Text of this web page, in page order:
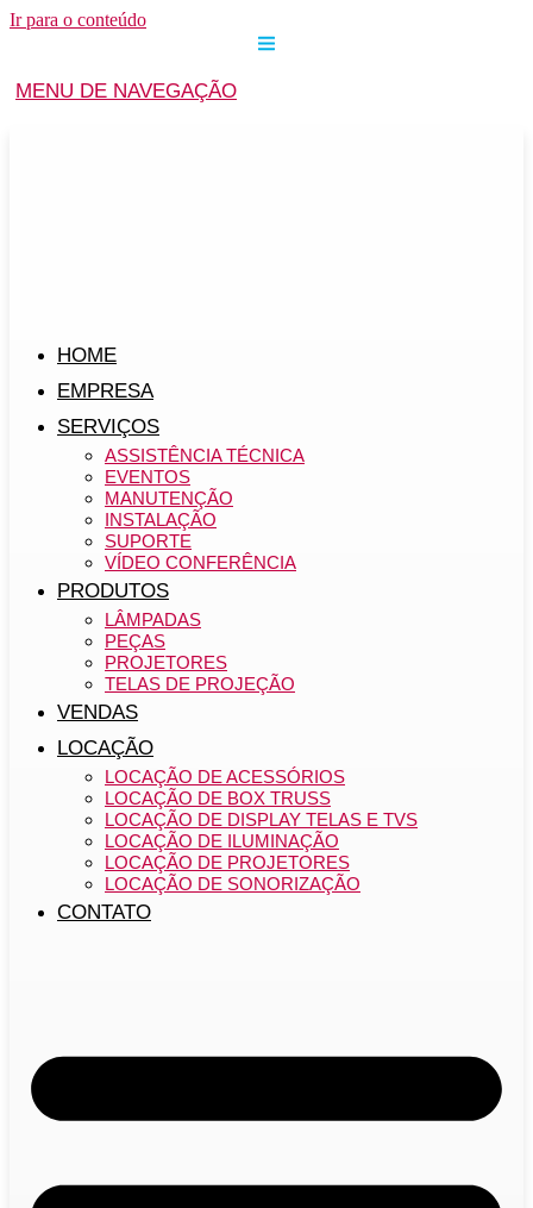
Ir para o conteúdo
MENU DE NAVEGAÇÃO
HOME
EMPRESA
SERVIÇOS
ASSISTÊNCIA TÉCNICA
EVENTOS
MANUTENÇÃO
INSTALAÇÃO
SUPORTE
VÍDEO CONFERÊNCIA
PRODUTOS
LÂMPADAS
PEÇAS
PROJETORES
TELAS DE PROJEÇÃO
VENDAS
LOCAÇÃO
LOCAÇÃO DE ACESSÓRIOS
LOCAÇÃO DE BOX TRUSS
LOCAÇÃO DE DISPLAY TELAS E TVS
LOCAÇÃO DE ILUMINAÇÃO
LOCAÇÃO DE PROJETORES
LOCAÇÃO DE SONORIZAÇÃO
CONTATO